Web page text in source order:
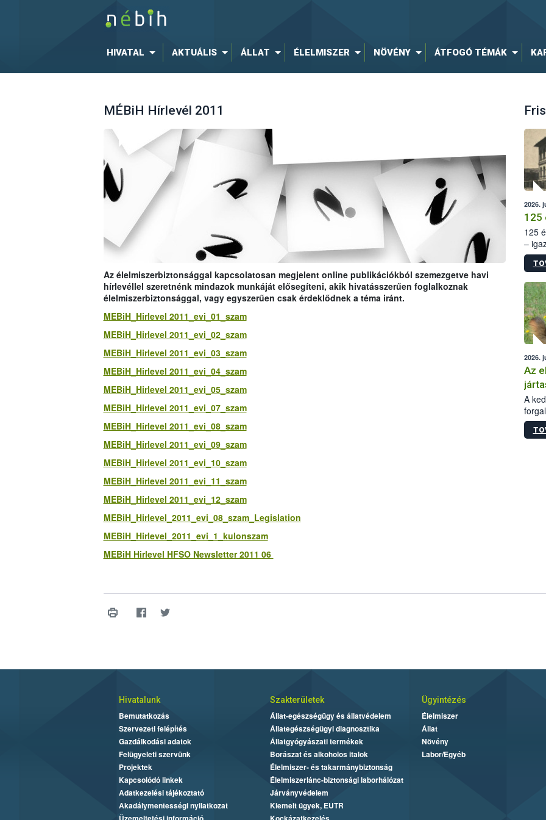
HIVATAL AKTUÁLIS ÁLLAT ÉLELMISZER NÖVÉNY ÁTFOGÓ TÉMÁK
MÉBiH Hírlevél 2011
Az élelmiszerbiztonsággal kapcsolatosan megjelent online publikációkból szemezgetve havi
hírlevéllel szeretnénk mindazok munkáját elősegíteni, akik hivatásszerűen foglalkoznak
élelmiszerbiztonsággal, vagy egyszerűen csak érdeklődnek a téma iránt.
MEBiH_Hirlevel 2011_evi_01_szam
MEBiH_Hirlevel 2011_evi_02_szam
MEBiH_Hirlevel 2011_evi_03_szam
MEBiH_Hirlevel 2011_evi_04_szam
MEBiH_Hirlevel 2011_evi_05_szam
MEBiH_Hirlevel 2011_evi_07_szam
MEBiH_Hirlevel 2011_evi_08_szam
MEBiH_Hirlevel 2011_evi_09_szam
MEBiH_Hirlevel 2011_evi_10_szam
MEBiH_Hirlevel 2011_evi_11_szam
MEBiH_Hirlevel 2011_evi_12_szam
MEBiH_Hirlevel_2011_evi_08_szam_Legislation
MEBiH_Hirlevel_2011_evi_1_kulonszam
MEBiH Hirlevel HFSO Newsletter 2011 06
2026.
125
125
–
15.
2026.
Az
A
Hivatalunk
Bemutatkozás
Szervezeti felépítés
Gazdálkodási adatok
Felügyeleti szervünk
Projektek
Kapcsolódó linkek
Adatkezelési tájékoztató
Akadálymentességi nyilatkozat
Szakterületek
Állat-egészségügy és állatvédelem
Állategészségügyi diagnosztika
Állatgyógyászati termékek
Borászat és alkoholos italok
Élelmiszer- és takarmánybiztonság
Élelmiszerlánc-biztonsági laborhálózat
Járványvédelem
Kiemelt ügyek, EUTR
Ügyintézés
Élelmiszer
Állat
Növény
Labor/Egyéb